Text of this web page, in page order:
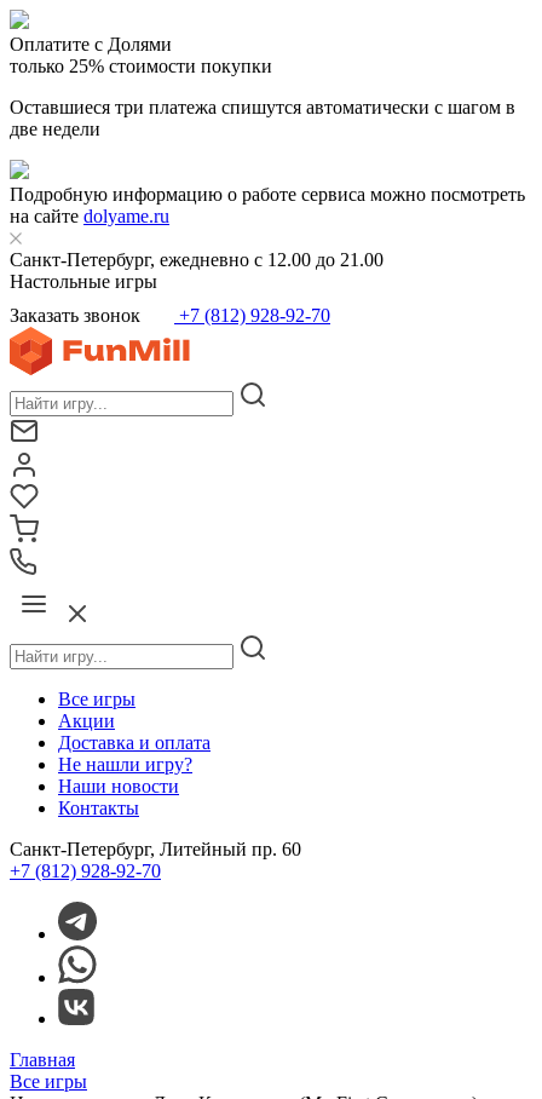
Оплатите с Долями
только 25% стоимости покупки
Оставшиеся три платежа спишутся автоматически с шагом в
две недели
Подробную информацию о работе сервиса можно посмотреть
на сайте dolyame.ru
Санкт-Петербург, ежедневно с 12.00 до 21.00
Настольные игры
Заказать звонок
+7 (812) 928-92-70
Все игры
Акции
Доставка и оплата
Не нашли игру?
Наши новости
Контакты
Санкт-Петербург, Литейный пр. 60
+7 (812) 928-92-70
Главная
Все игры